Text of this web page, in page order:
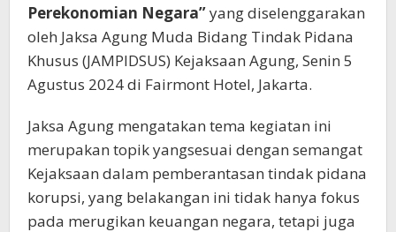
Perekonomian Negara”yang diselenggarakan
oleh Jaksa Agung Muda Bidang Tindak Pidana
Khusus (JAMPIDSUS) Kejaksaan Agung, Senin 5
Agustus 2024 di Fairmont Hotel, Jakarta.
Jaksa Agung mengatakan tema kegiatan ini
merupakan topik yangsesuai dengan semangat
Kejaksaan dalam pemberantasan tindak pidana
korupsi, yang belakangan ini tidak hanya fokus
pada merugikan keuangan negara, tetapi juga